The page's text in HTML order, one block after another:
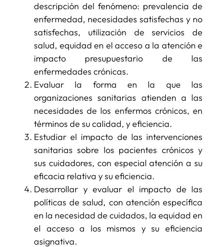
descripción del fenómeno: prevalencia de
enfermedad, necesidades satisfechas y no
satisfechas, utilización de servicios de
salud, equidad en el acceso a la atención e
impacto presupuestario de las
enfermedades crónicas.
Evaluar la forma en la que las
organizaciones sanitarias atienden a las
necesidades de los enfermos crónicos, en
términos de su calidad, y eficiencia.
Estudiar el impacto de las intervenciones
sanitarias sobre los pacientes crónicos y
sus cuidadores, con especial atención a su
eficacia relativa y su eficiencia.
Desarrollar y evaluar el impacto de las
políticas de salud, con atención específica
en la necesidad de cuidados, la equidad en
el acceso a los mismos y su eficiencia
asignativa.